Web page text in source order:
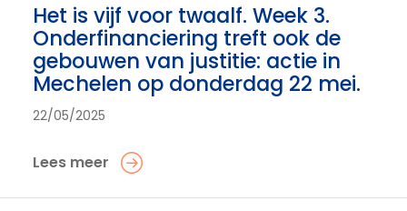
Het is vijf voor twaalf. Week 3.
Onderfinanciering treft ook de
gebouwen van justitie: actie in
Mechelen op donderdag 22 mei.
22/05/2025
Lees meer